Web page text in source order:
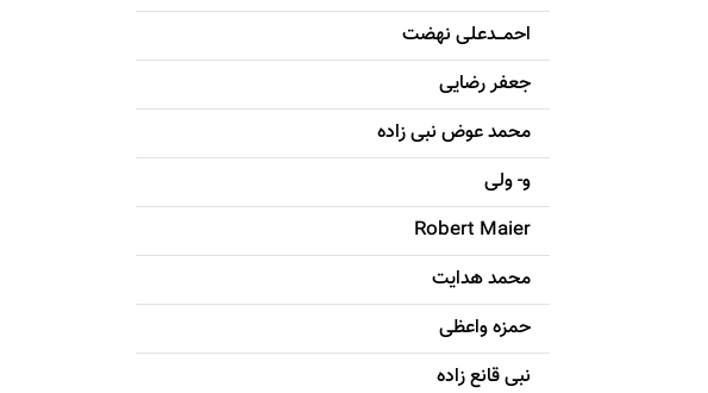
احمـــدعلی نهضت
جعفر رضایی
محمد عوض نبی زاده
و- ولی
Robert Maier
محمد هدایت
حمزه واعظی
نبی قانع زاده